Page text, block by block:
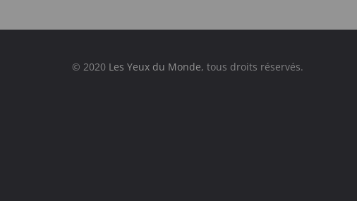
© 2020 Les Yeux du Monde, tous droits réservés.